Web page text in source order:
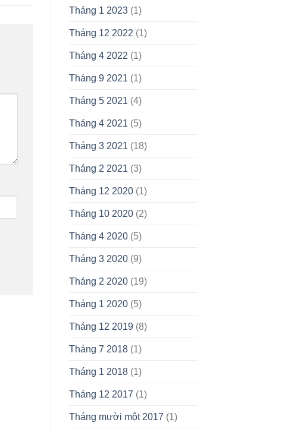
Tháng 1 2023(1)
Tháng 12 2022 (1)
Tháng 4 2022 (1)
Tháng 9 2021 (1)
Tháng 5 2021 (4)
Tháng 4 2021 (5)
Tháng 3 2021 (18)
Tháng 2 2021 (3)
Tháng 12 2020(1)
Tháng 10 2020(2)
Tháng 4 2020(5)
Tháng 3 2020(9)
Tháng 2 2020(19)
Tháng 1 2020(5)
Tháng 12 2019(8)
Tháng 7 2018(1)
Tháng 1 2018(1)
Tháng 12 2017 (1)
Tháng mười một 2017 (1)